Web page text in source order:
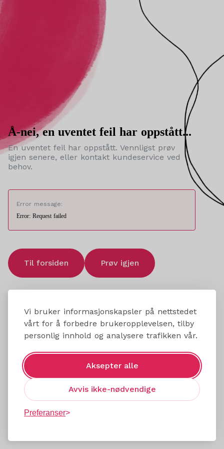
Vi bruker informasjonskapsler på nettstedet
vårt for å forbedre brukeropplevelsen, tilby
personlig innhold og analysere trafikken vår.
Aksepter alle
Avvis ikke-nødvendige
Preferanser
Å-nei, en uventet feil har oppstått...
En uventet feil har oppstått. Vennligst prøv
igjen senere, eller kontakt kundeservice ved
behov.
Error message:
Error: Request failed
Til forsiden Prøv igjen